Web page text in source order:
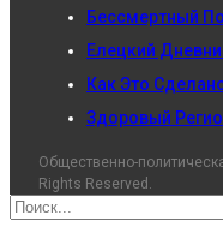
Бессмертный
Елецкий
Как Это
Здоровый
Общественно-
Rights Reserved.